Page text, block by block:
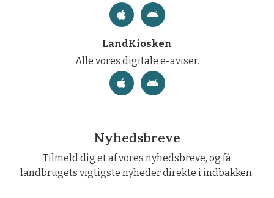
LandKiosken
Alle vores digitale e-aviser.
Nyhedsbreve
Tilmeld dig et af vores nyhedsbreve, og få
landbrugets vigtigste nyheder direkte i indbakken.